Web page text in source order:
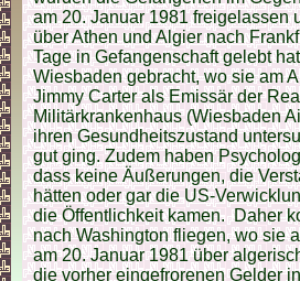
am 20. Januar 1981
über Athen und Algier nach
Tage in Gefangenschaft gelebt
Wiesbaden gebracht, wo sie am
Jimmy Carter als Emissär der
Militärkrankenhaus (Wiesbaden
ihren Gesundheitszustand
gut ging. Zudem haben
dass keine Äußerungen, die
hätten oder gar die US-
die Öffentlichkeit kamen. Daher
nach Washington fliegen, wo sie
am 20. Januar 1981 über
die vorher eingefrorenen Gelder